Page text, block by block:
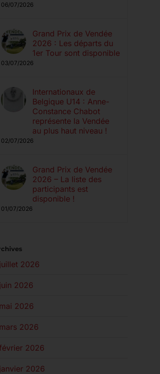
06/07/2026
Grand Prix de Vendée
2026 : Les départs du
1er Tour sont disponible
03/07/2026
Internationaux de
Belgique U14 : Anne-
Constance Chabot
représente la Vendée
au plus haut niveau !
02/07/2026
Grand Prix de Vendée
2026 – La liste des
participants est
disponible !
01/07/2026
juillet 2026
juin 2026
mai 2026
mars 2026
2026
janvier 2026